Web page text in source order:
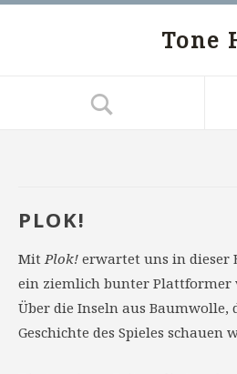
Tone
PLOK!
MitPlok! erwartet uns in dieser
ein ziemlich bunter Plattformer
Über die Inseln aus Baumwolle,
Geschichte des Spieles schauen